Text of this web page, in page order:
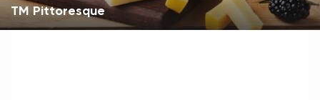
TM Pittoresque